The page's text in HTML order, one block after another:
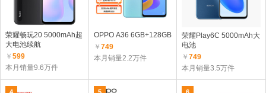
荣耀畅玩20 5000mAh超
大电池续航
￥ 599
本月销量9.6万件
OPPO A36 6GB+128GB
￥ 749
本月销量2.2万件
荣耀Play6C 5000mAh大
电池
￥749
本月销量3.5万件